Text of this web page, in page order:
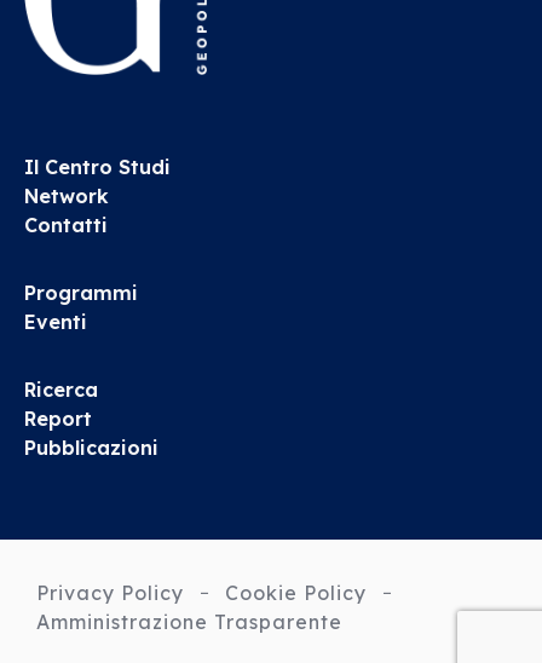
Il Centro Studi
Network
Contatti
Programmi
Eventi
Ricerca
Report
Pubblicazioni
Privacy Policy
Cookie Policy
Amministrazione Trasparente